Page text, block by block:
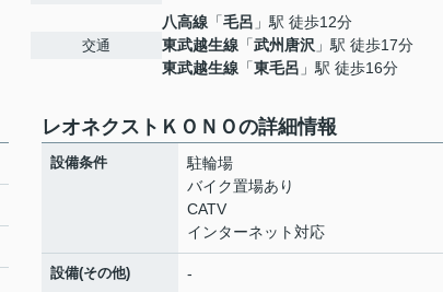
交通
八高線 「毛呂 」駅 徒歩12分
東武越生線 「武州唐沢 」駅 徒歩17分
東武越生線 「東毛呂 」駅 徒歩16分
レオネクストＫＯＮＯの詳細情報
設備条件
駐輪場
バイク置場あり
CATV
インターネット対応
設備(その他) -